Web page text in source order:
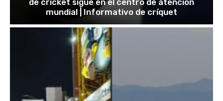
de cricket sigue en el centro de atención
mundial | Informativo de críquet